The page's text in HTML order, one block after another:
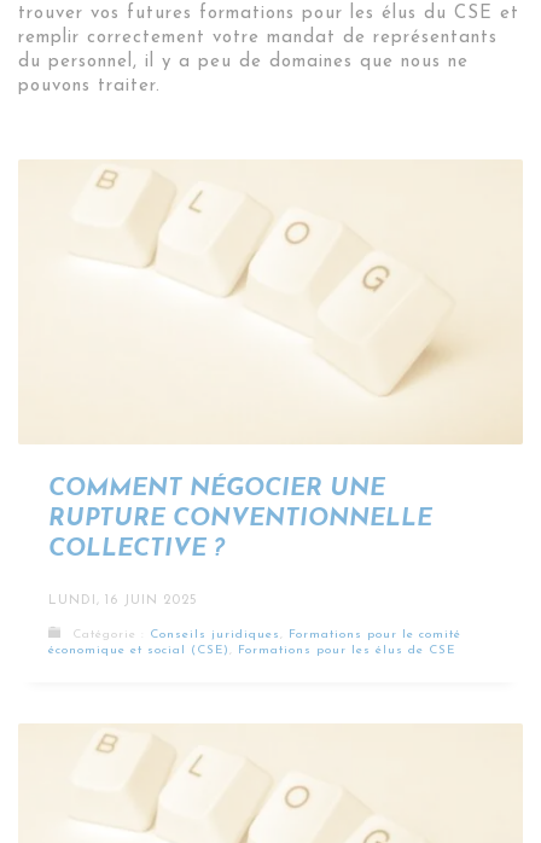
trouver vos futures formations pour les élus du CSE et
remplir correctement votre mandat de représentants
du personnel, il y a peu de domaines que nous ne
pouvons traiter.
COMMENT NÉGOCIER UNE
RUPTURE CONVENTIONNELLE
COLLECTIVE ?
LUNDI, 16 JUIN 2025
Catégorie : Conseils juridiques, Formations pour le comité
économique et social (CSE), Formations pour les élus de CSE